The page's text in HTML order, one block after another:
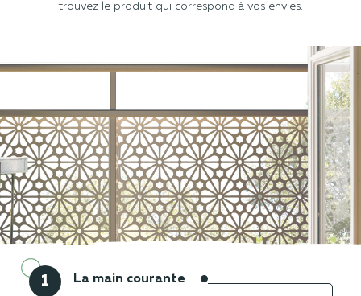
trouvez le produit qui correspond à vos envies.
1 La main courante